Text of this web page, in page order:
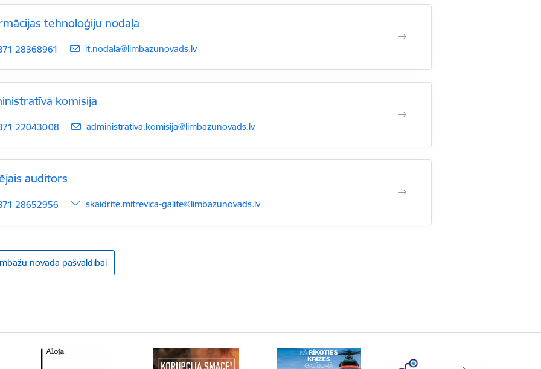
tehnoloģiju nodaļa
28368961 E-pasts:
it.nodala@limbazunovads.lv
komisija
22043008 E-pasts:
administrativa.komisija@limbazunovads.lv
auditors
28652956 E-pasts:
skaidrite.mitrevica-galite@limbazunovads.lv
novada pašvaldībai